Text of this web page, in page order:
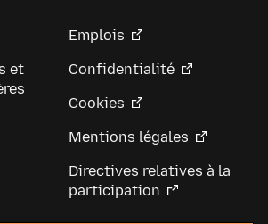
et
Emplois
Confidentialité
Cookies
Mentions légales
Directives relatives à la
participation